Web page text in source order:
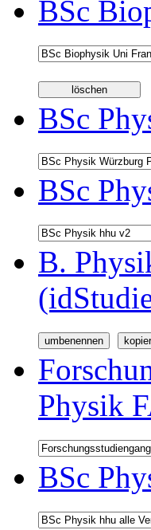
BSc
BSc
BSc
B.
Physik
BSc